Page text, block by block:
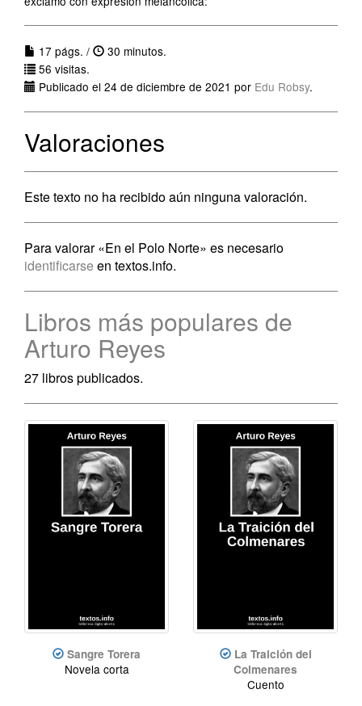
17 págs. /
30 minutos.
56 visitas.
Publicado el 24 de diciembre de 2021 por Edu Robsy.
Valoraciones
Este texto no ha recibido aún ninguna valoración.
Para valorar «En el Polo Norte» es necesario
identificarse en textos.info.
Libros más populares de
Arturo Reyes
27 libros publicados.
Sangre Torera
Novela corta
La Traición del
Colmenares
Cuento